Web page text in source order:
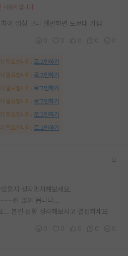
사용자입니다.
이 엄청 크니 웬만하면 도쿄대 가셈
필요합니다. 로그인하기
필요합니다. 로그인하기
필요합니다. 로그인하기
필요합니다. 로그인하기
필요합니다. 로그인하기
필요합니다. 로그인하기
을지 생각먼저해보세요.
씬 많이 봅니다...
... 본인 성향 생각해보시고 결정하세요